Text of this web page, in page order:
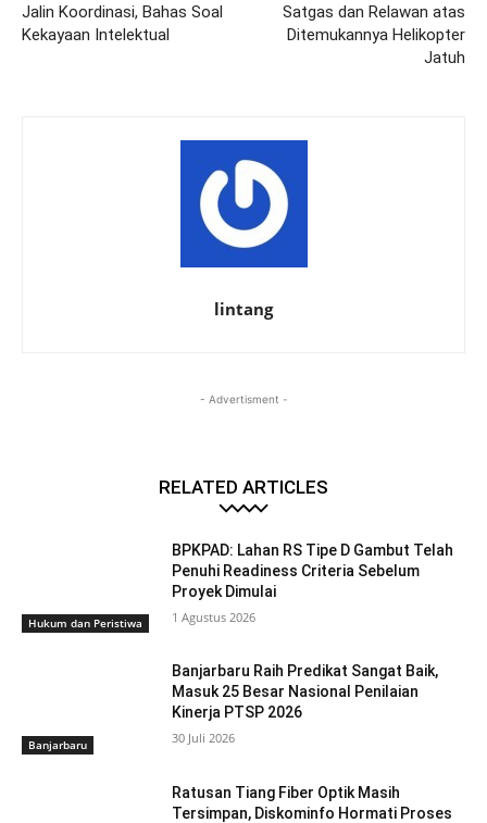
Jalin Koordinasi, Bahas Soal
Kekayaan Intelektual
Satgas dan Relawan atas
Ditemukannya Helikopter
Jatuh
lintang
- Advertisment -
RELATED ARTICLES
Hukum dan Peristiwa
BPKPAD: Lahan RS Tipe D Gambut Telah
Penuhi Readiness Criteria Sebelum
Proyek Dimulai
1 Agustus 2026
Banjarbaru
Banjarbaru Raih Predikat Sangat Baik,
Masuk 25 Besar Nasional Penilaian
Kinerja PTSP 2026
30 Juli 2026
Ratusan Tiang Fiber Optik Masih
Tersimpan, Diskominfo Hormati Proses